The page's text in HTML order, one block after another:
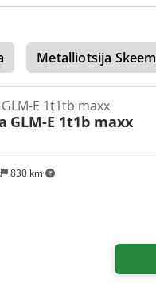
Metalliotsija Skeem
830 km
E 1t1tb maxx
GLM-E 1t1b maxx